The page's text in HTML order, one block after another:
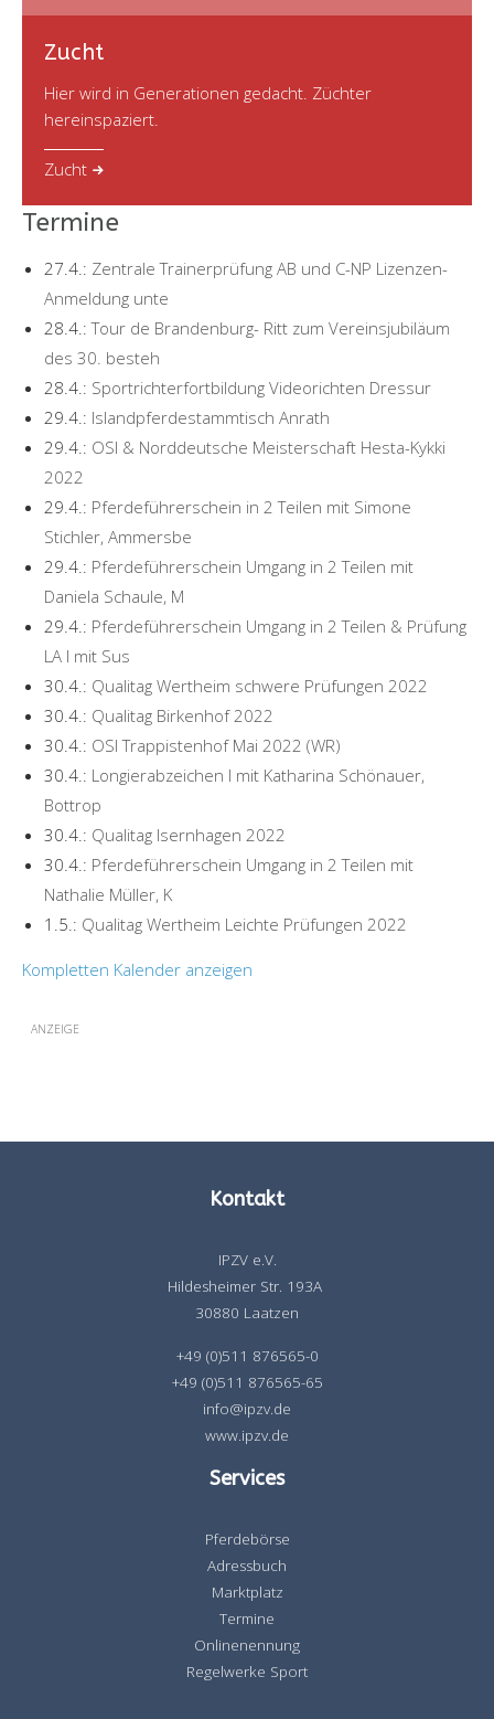
Zucht
Hier wird in Generationen gedacht. Züchter
hereinspaziert.
Zucht
Termine
27.4.: Zentrale Trainerprüfung AB und C-NP Lizenzen-
Anmeldung unte
28.4.:Tour de Brandenburg- Ritt zum Vereinsjubiläum
des 30. besteh
28.4.: Sportrichterfortbildung Videorichten Dressur
29.4.: Islandpferdestammtisch Anrath
29.4.: OSI & Norddeutsche Meisterschaft Hesta-Kykki
2022
29.4.: Pferdeführerschein in 2 Teilen mit Simone
Stichler, Ammersbe
29.4.: Pferdeführerschein Umgang in 2 Teilen mit
Daniela Schaule, M
29.4.: Pferdeführerschein Umgang in 2 Teilen & Prüfung
LA I mit Sus
30.4.: Qualitag Wertheim schwere Prüfungen 2022
30.4.: Qualitag Birkenhof 2022
30.4.: OSI Trappistenhof Mai 2022 (WR)
30.4.: Longierabzeichen I mit Katharina Schönauer,
Bottrop
30.4.: Qualitag Isernhagen 2022
30.4.: Pferdeführerschein Umgang in 2 Teilen mit
Nathalie Müller, K
1.5.: Qualitag Wertheim Leichte Prüfungen 2022
Kompletten Kalender anzeigen
ANZEIGE
Kontakt
IPZV e.V.
Hildesheimer Str. 193A
30880 Laatzen
+49 (0)511 876565-0
+49 (0)511 876565-65
info@ipzv.de
www.ipzv.de
Services
Pferdebörse
Adressbuch
Marktplatz
Termine
Onlinenennung
Regelwerke Sport